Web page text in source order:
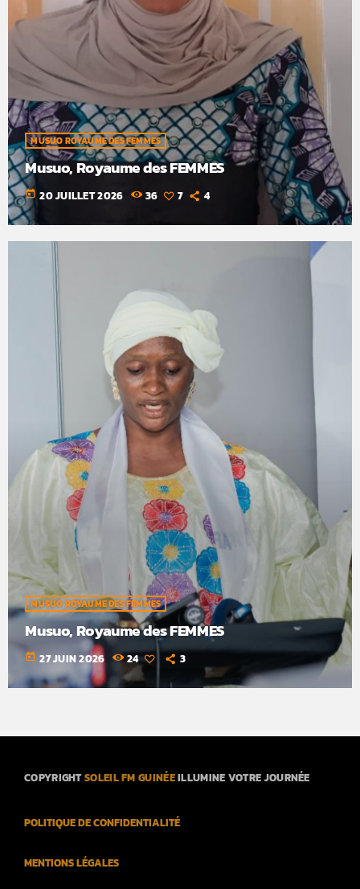
MUSUO ROYAUME DES FEMMES
Musuo, Royaume des FEMMES
today 20 JUILLET 2026 36 7 4
MUSUO ROYAUME DES FEMMES
Musuo, Royaume des FEMMES
today 27 JUIN 2026 24 3
COPYRIGHTSOLEIL FM GUINÉEILLUMINE VOTRE JOURNÉE
POLITIQUE DE CONFIDENTIALITÉ
MENTIONS LÉGALES